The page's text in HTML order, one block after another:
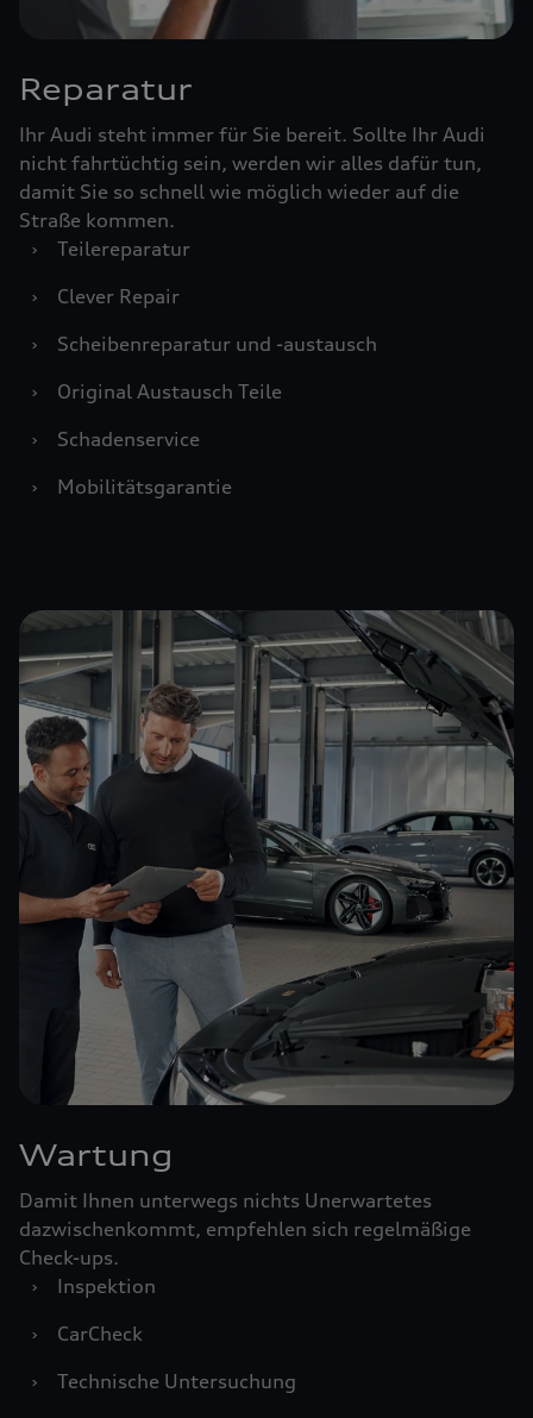
Reparatur
Ihr Audi steht immer für Sie bereit. Sollte Ihr Audi
nicht fahrtüchtig sein, werden wir alles dafür tun,
damit Sie so schnell wie möglich wieder auf die
Straße kommen.
›
Teilereparatur
›
Clever Repair
›
Scheibenreparatur und -austausch
›
Original Austausch Teile
›
Schadenservice
›
Mobilitätsgarantie
Wartung
Damit Ihnen unterwegs nichts Unerwartetes
dazwischenkommt, empfehlen sich regelmäßige
Check-ups.
›
Inspektion
›
CarCheck
›
Technische Untersuchung